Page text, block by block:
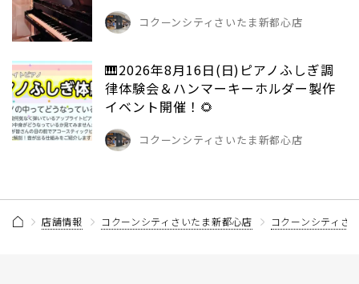
コクーンシティさいたま新都心店
🎹2026年8月16日(日)ピアノふしぎ調
律体験会＆ハンマーキーホルダー製作
イベント開催！🌻
コクーンシティさいたま新都心店
店舗情報 コクーンシティさいたま新都心店 コクーンシティさ